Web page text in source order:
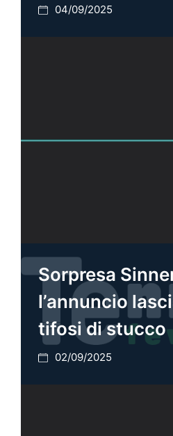
04/09/2025
Sorpresa
l’annuncio
tifosi di stucco
02/09/2025